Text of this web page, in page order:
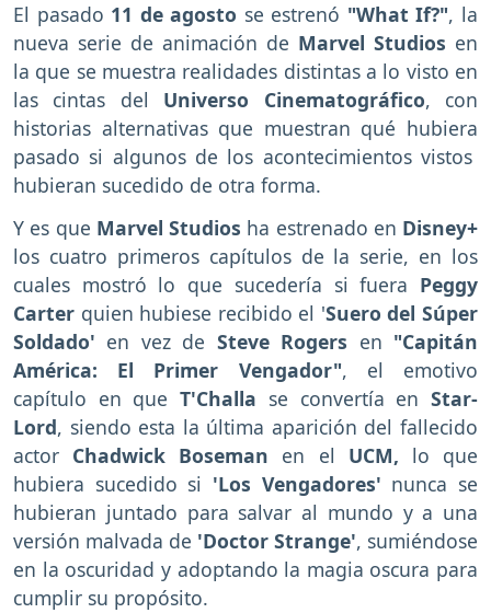
El pasado 11 de agosto se estrenó "What If?", la
nueva serie de animación de Marvel Studios en
la que se muestra realidades distintas a lo visto en
las cintas del Universo Cinematográfico, con
historias alternativas que muestran qué hubiera
pasado si algunos de los acontecimientos vistos
hubieran sucedido de otra forma.
Y es que Marvel Studios ha estrenado en Disney+
los cuatro primeros capítulos de la serie, en los
cuales mostró lo que sucedería si fuera Peggy
Carter quien hubiese recibido el 'Suero del Súper
Soldado' en vez de Steve Rogers en "Capitán
América: El Primer Vengador", el emotivo
capítulo en queT'Challa se convertía enStar-
Lord, siendo esta la última aparición del fallecido
actor Chadwick Boseman en el UCM, lo que
hubiera sucedido si 'Los Vengadores' nunca se
hubieran juntado para salvar al mundo y a una
versión malvada de 'Doctor Strange', sumiéndose
en la oscuridad y adoptando la magia oscura para
cumplir su propósito.